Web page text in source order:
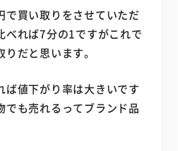
で買い取りをさせていただ
べれば7分の1ですがこれで
だと思います。
ば値下がり率は大きいです
でも売れるってブランド品